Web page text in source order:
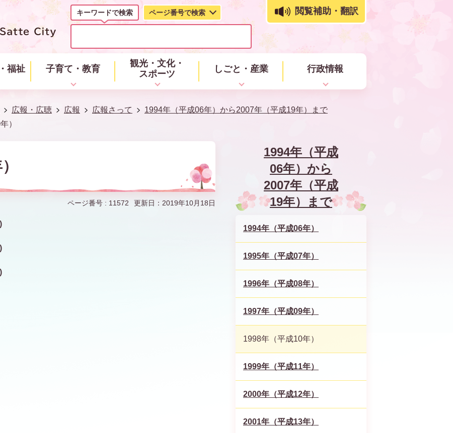
キーワードで検索 ページ番号で検索
キ
ワ
ド
で
検
閲覧補助・翻訳
福祉 子育て・教育
観光・文化・
スポーツ
しごと・産業 行政情報
広報・広聴 広報 広報さって
1994年（平成06年）から2007年（平成19年）まで
）
ページ番号 : 11572 更新日：2019年10月18日
1994年（平成
06年）から
2007年（平成
19年）まで
1994年（平成06年）
1995年（平成07年）
1996年（平成08年）
1997年（平成09年）
1998年（平成10年）
1999年（平成11年）
2000年（平成12年）
2001年（平成13年）